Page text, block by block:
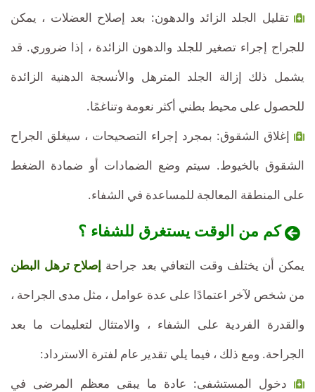
تقليل الجلد الزائد والدهون: بعد إصلاح العضلات ، يمكن
للجراح إجراء تصغير للجلد والدهون الزائدة ، إذا ضروري. قد
يشمل ذلك إزالة الجلد المترهل والأنسجة الدهنية الزائدة
للحصول على محيط بطني أكثر نعومة وتناغمًا.
إغلاق الشقوق: بمجرد إجراء التصحيحات ، سيغلق الجراح
الشقوق بالخيوط. سيتم وضع الضمادات أو ضمادة الضغط
على المنطقة المعالجة للمساعدة في الشفاء.
كم من الوقت يستغرق للشفاء ؟
يمكن أن يختلف وقت التعافي بعد جراحة إصلاح ترهل البطن
من شخص لآخر اعتمادًا على عدة عوامل ، مثل مدى الجراحة ،
والقدرة الفردية على الشفاء ، والامتثال لتعليمات ما بعد
الجراحة. ومع ذلك ، فيما يلي تقدير عام لفترة الاسترداد:
دخول المستشفى: عادة ما يبقى معظم المرضى في